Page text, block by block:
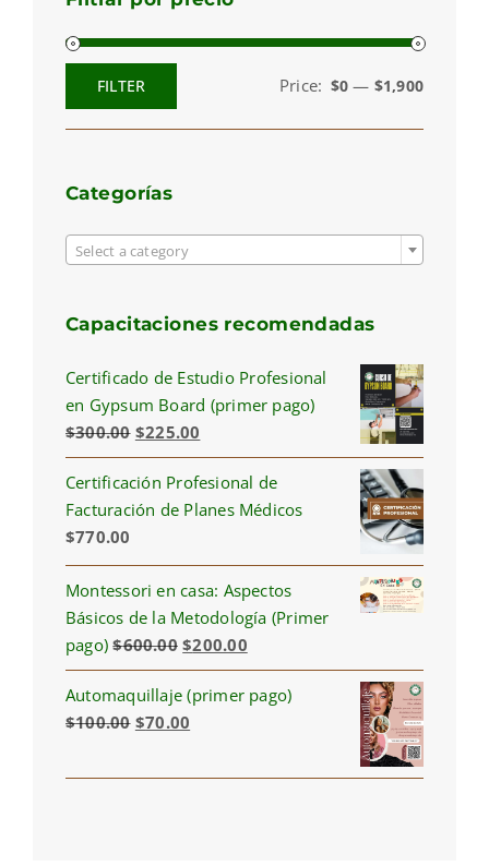
price
price
FILTER Price: $0— $1,900
Categorías
Select a category
Capacitaciones recomendadas
Certificado de Estudio Profesional
en Gypsum Board (primer pago)
$300.00 Original
price
was:
$300.00.
$225.00
price
is:
$225.00.
Certificación Profesional de
Facturación de Planes Médicos
$770.00
Montessori en casa: Aspectos
Básicos de la Metodología (Primer
pago) $600.00 Original
price
was:
$600.00.
$200.00Current
price
is:
Automaquillaje (primer pago)
$100.00 Original
was:
$70.00
is: